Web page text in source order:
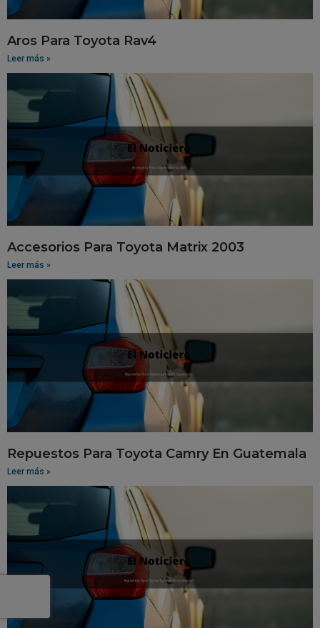
Aros Para Toyota Rav4
Leer más »
Accesorios Para Toyota Matrix 2003
Leer más »
Repuestos Para Toyota Camry En Guatemala
Leer más »